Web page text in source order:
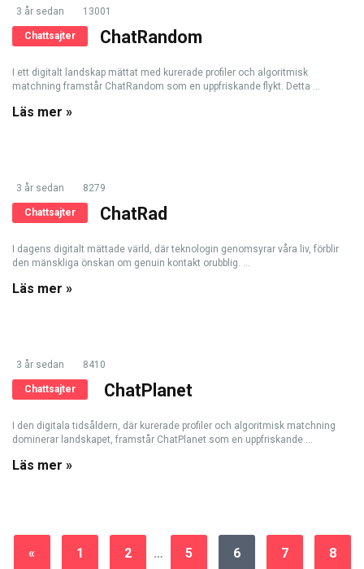
3 år sedan 13001
Chattsajter ChatRandom
I ett digitalt landskap mättat med kurerade profiler och algoritmisk
matchning framstår ChatRandom som en uppfriskande flykt. Detta ...
Läs mer »
3 år sedan 8279
Chattsajter ChatRad
I dagens digitalt mättade värld, där teknologin genomsyrar våra liv, förblir
den mänskliga önskan om genuin kontakt orubblig. ...
Läs mer »
3 år sedan 8410
Chattsajter ChatPlanet
I den digitala tidsåldern, där kurerade profiler och algoritmisk matchning
dominerar landskapet, framstår ChatPlanet som en uppfriskande ...
Läs mer »
« 1 2 … 5 6 7 8